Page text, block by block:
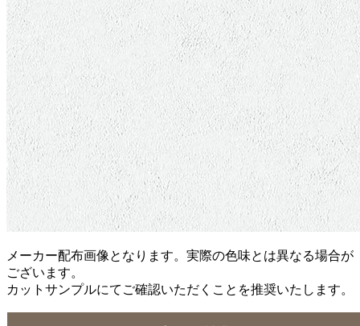
メーカー配布画像となります。実際の色味とは異なる場合が
ございます。
カットサンプルにてご確認いただくことを推奨いたします。